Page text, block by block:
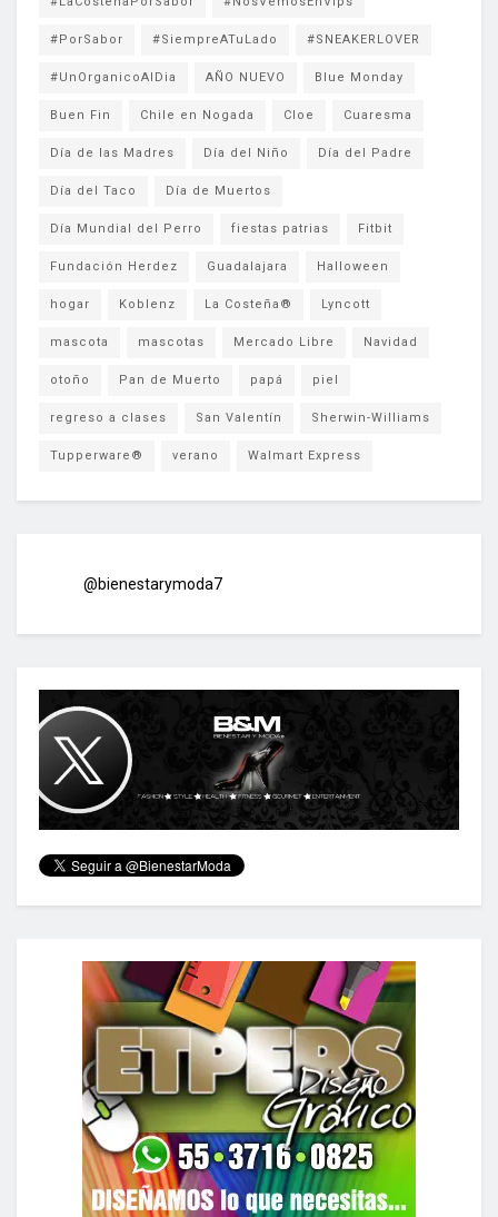
#PorSabor #SiempreATuLado #SNEAKERLOVER
#UnOrganicoAlDia AÑO NUEVO Blue Monday
Buen Fin Chile en Nogada Cloe Cuaresma
Día de las Madres Día del Niño Día del Padre
Día del Taco Día de Muertos
Día Mundial del Perro fiestas patrias Fitbit
Fundación Herdez Guadalajara Halloween
hogar Koblenz La Costeña® Lyncott
mascota mascotas Mercado Libre Navidad
otoño Pan de Muerto papá piel
regreso a clases San Valentín Sherwin-Williams
Tupperware® verano Walmart Express
@bienestarymoda7